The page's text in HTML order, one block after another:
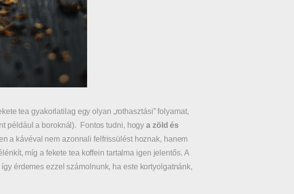
tea gyakorlatilag egy olyan „rothasztási” folyamat,
például a boroknál). Fontos tudni, hogya zöld és
a kávéval nem azonnali felfrissülést hoznak, hanem
míg a fekete tea koffein tartalma igen jelentős. A
érdemes ezzel számolnunk, ha este kortyolgatnánk,